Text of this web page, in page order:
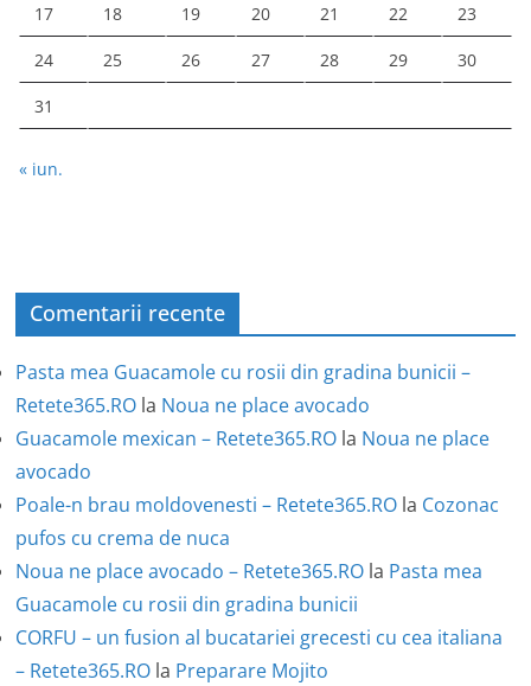
17 18 19 20 21 22 23
24 25 26 27 28 29 30
31
« iun.
Comentarii recente
Pasta mea Guacamole cu rosii din gradina bunicii –
Retete365.RO la Noua ne place avocado
Guacamole mexican – Retete365.RO la Noua ne place
avocado
Poale-n brau moldovenesti – Retete365.RO la Cozonac
pufos cu crema de nuca
Noua ne place avocado – Retete365.RO la Pasta mea
Guacamole cu rosii din gradina bunicii
CORFU – un fusion al bucatariei grecesti cu cea italiana
– Retete365.RO la Preparare Mojito